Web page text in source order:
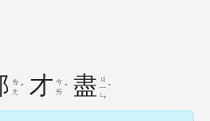
ㄌ
ㄤ ˊ 才 ㄘ
ㄞ ˊ 盡 ㄐ
ㄧ
ㄣ
ˋ